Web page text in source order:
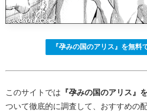
『孕みの国のアリス』を無料
このサイトでは 『孕みの国のアリス』
ついて徹底的に調査して、おすすめの